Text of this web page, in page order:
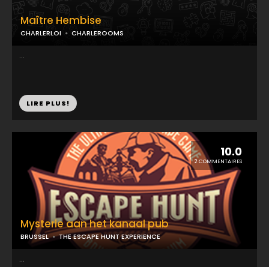
Maître Hembise
CHARLERLOI CHARLEROOMS
...
LIRE PLUS!
10.0
2 COMMENTAIRES
Mysterie aan het kanaal pub
BRUSSEL THE ESCAPE HUNT EXPERIENCE
...